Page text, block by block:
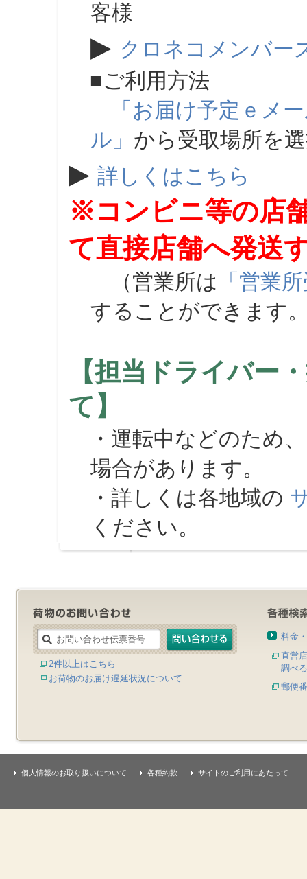
客様
▶ クロネコメンバー
■ご利用方法
「お届け予定ｅメ
ル」 から受取場所を
▶ 詳しくはこちら
※コンビニ等の店
て直接店舗へ発送
（営業所は 「営業
することができます
【担当ドライバー
て】
・運転中などのため
場合があります。
・詳しくは各地域の
ください。
2件以上はこちら
お荷物のお届け遅延状況について
料金
直営
調べる
郵便
個人情報のお取り扱いについて 各種約款 サイトのご利用にあたって